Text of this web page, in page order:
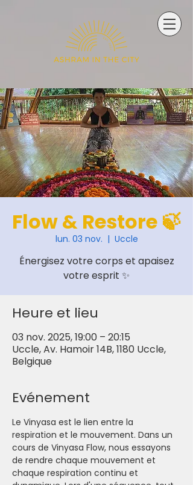
Flow & Restore 🍃
lun. 03 nov.
  |
Uccle
Énergisez votre corps et apaisez
votre esprit ✨
Heure et lieu
03 nov. 2025, 19:00 – 20:15
Uccle, Av. Hamoir 14B, 1180 Uccle,
Belgique
Evénement
Le Vinyasa est le lien entre la
respiration et le mouvement. Dans un
cours de Vinyasa Flow, nous essayons
de rendre chaque mouvement et
chaque respiration continu et